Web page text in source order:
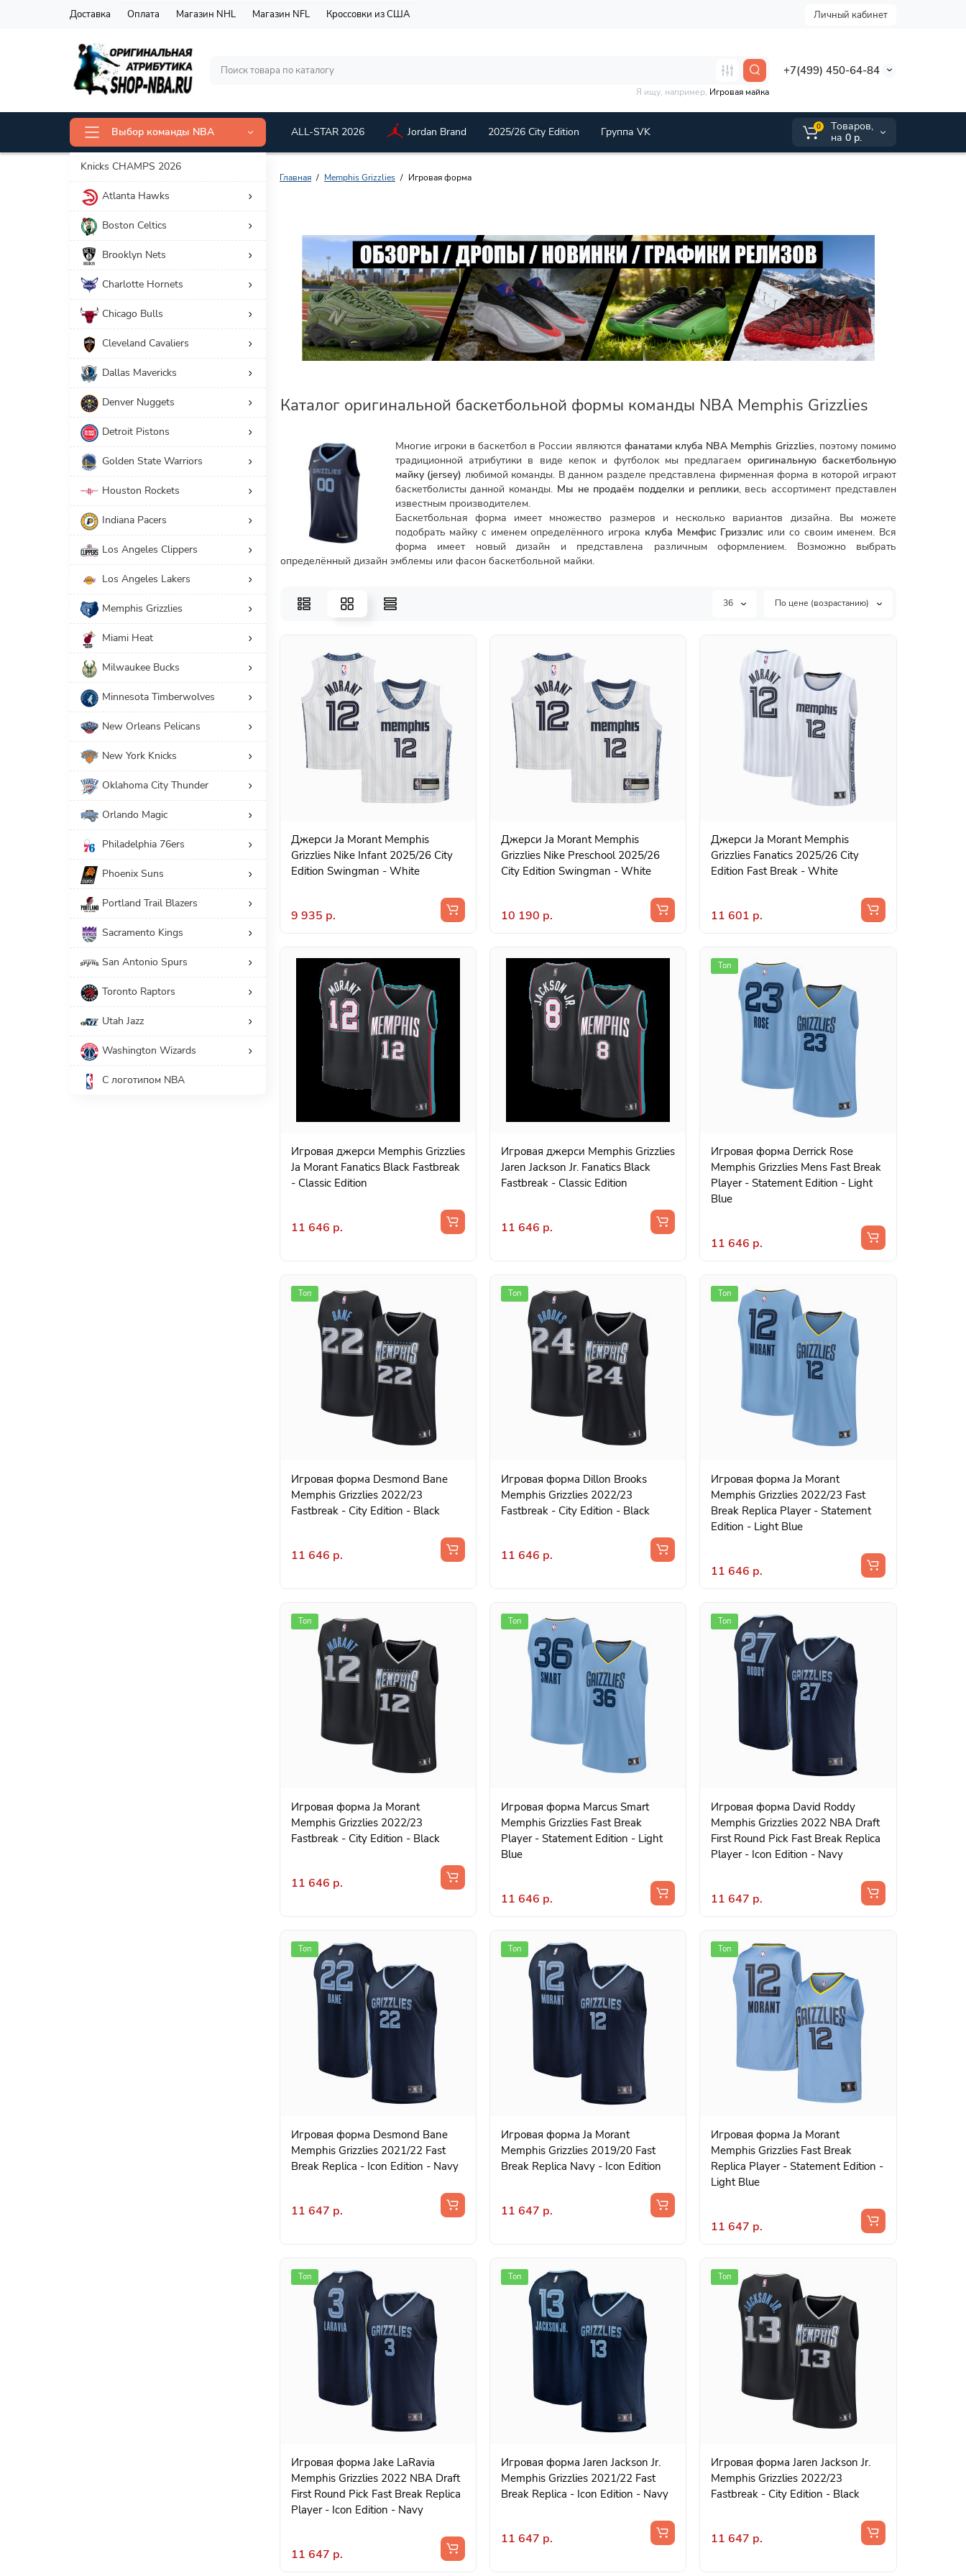
Доставка Оплата Магазин NHL Магазин NFL Кроссовки из США Личный кабинет
+7(499) 450-64-84
Я ищу, например, Игровая майка
Выбор команды NBA
Knicks CHAMPS 2026
Atlanta Hawks
Boston Celtics
Brooklyn Nets
Charlotte Hornets
Chicago Bulls
Cleveland Cavaliers
Dallas Mavericks
Denver Nuggets
Detroit Pistons
Golden State Warriors
Houston Rockets
Indiana Pacers
Los Angeles Clippers
Los Angeles Lakers
Memphis Grizzlies
Miami Heat
Milwaukee Bucks
Minnesota Timberwolves
New Orleans Pelicans
New York Knicks
Oklahoma City Thunder
Orlando Magic
Philadelphia 76ers
Phoenix Suns
Portland Trail Blazers
Sacramento Kings
San Antonio Spurs
Toronto Raptors
Utah Jazz
Washington Wizards
С логотипом NBA
ALL-STAR 2026 Jordan Brand 2025/26 City Edition Группа VK 0
Tоваров,
на 0 р.
Главная Memphis Grizzlies Игровая форма
Фильтр товаров
Цена
9 935 р.
Категория
Игровая форма 69
Принадлежность
Мужчинам
Детям 1
Американский размер
Особенность
2022/23 City Edition 7
Именная одежда 1
Производители
СБРОС
Каталог оригинальной баскетбольной формы команды NBA Memphis Grizzlies
Многие игроки в баскетбол в России являются фанатами клуба NBA Memphis Grizzlies, поэтому помимо
традиционной атрибутики в виде кепок и футболок мы предлагаем оригинальную баскетбольную
майку (jersey) любимой команды. В данном разделе представлена фирменная форма в которой играют
баскетболисты данной команды. Мы не продаём подделки и реплики, весь ассортимент представлен
известным производителем.
Баскетбольная форма имеет множество размеров и несколько вариантов дизайна. Вы можете
подобрать майку с именем определённого игрока клуба Мемфис Гриззлис или со своим именем. Вся
форма имеет новый дизайн и представлена различным оформлением. Возможно выбрать
определённый дизайн эмблемы или фасон баскетбольной майки.
36 По цене (возрастанию)
Джерси Ja Morant Memphis
Grizzlies Nike Infant 2025/26 City
Edition Swingman - White
9 935 р.
Джерси Ja Morant Memphis
Grizzlies Nike Preschool 2025/26
City Edition Swingman - White
10 190 р.
Джерси Ja Morant Memphis
Grizzlies Fanatics 2025/26 City
Edition Fast Break - White
11 601 р.
Игровая джерси Memphis Grizzlies
Ja Morant Fanatics Black Fastbreak
- Classic Edition
11 646 р.
Игровая джерси Memphis Grizzlies
Jaren Jackson Jr. Fanatics Black
Fastbreak - Classic Edition
11 646 р.
Топ
Игровая форма Derrick Rose
Memphis Grizzlies Mens Fast Break
Player - Statement Edition - Light
Blue
11 646 р.
Топ
Игровая форма Desmond Bane
Memphis Grizzlies 2022/23
Fastbreak - City Edition - Black
11 646 р.
Топ
Игровая форма Dillon Brooks
Memphis Grizzlies 2022/23
Fastbreak - City Edition - Black
11 646 р.
Топ
Игровая форма Ja Morant
Memphis Grizzlies 2022/23 Fast
Break Replica Player - Statement
Edition - Light Blue
11 646 р.
Топ
Игровая форма Ja Morant
Memphis Grizzlies 2022/23
Fastbreak - City Edition - Black
11 646 р.
Топ
Игровая форма Marcus Smart
Memphis Grizzlies Fast Break
Player - Statement Edition - Light
Blue
11 646 р.
Топ
Игровая форма David Roddy
Memphis Grizzlies 2022 NBA Draft
First Round Pick Fast Break Replica
Player - Icon Edition - Navy
11 647 р.
Топ
Игровая форма Desmond Bane
Memphis Grizzlies 2021/22 Fast
Break Replica - Icon Edition - Navy
11 647 р.
Топ
Игровая форма Ja Morant
Memphis Grizzlies 2019/20 Fast
Break Replica Navy - Icon Edition
11 647 р.
Топ
Игровая форма Ja Morant
Memphis Grizzlies Fast Break
Replica Player - Statement Edition -
Light Blue
11 647 р.
Топ
Игровая форма Jake LaRavia
Memphis Grizzlies 2022 NBA Draft
First Round Pick Fast Break Replica
Player - Icon Edition - Navy
11 647 р.
Топ
Игровая форма Jaren Jackson Jr.
Memphis Grizzlies 2021/22 Fast
Break Replica - Icon Edition - Navy
11 647 р.
Топ
Игровая форма Jaren Jackson Jr.
Memphis Grizzlies 2022/23
Fastbreak - City Edition - Black
11 647 р.